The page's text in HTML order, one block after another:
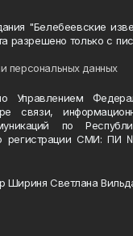
"Белебеевские
разрешено только с
персональных данных
Управлением
связи,
по
регистрации СМИ: ПИ
Шириня Светлана